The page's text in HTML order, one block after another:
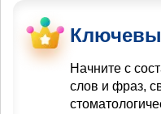
Начните с
слов и фраз,